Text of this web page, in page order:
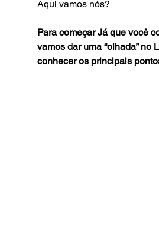
Aqui vamos nós?
Para começar Já que você
vamos dar uma “olhada” no
conhecer os principais